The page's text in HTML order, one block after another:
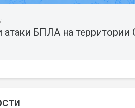
атаки БПЛА на территории